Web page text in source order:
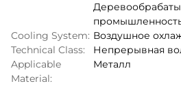
Cooling System: Воздушное
Technical Class:
Непрерывная
Applicable
Material:
Металл